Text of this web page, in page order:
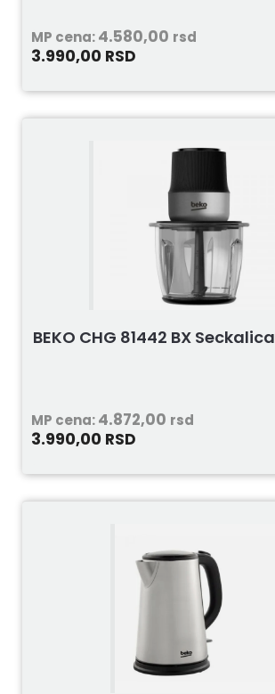
MP cena:4.580,00 rsd
3.990,00 RSD
BEKO CHG 81442 BX Seckalica
MP cena:4.872,00 rsd
3.990,00 RSD